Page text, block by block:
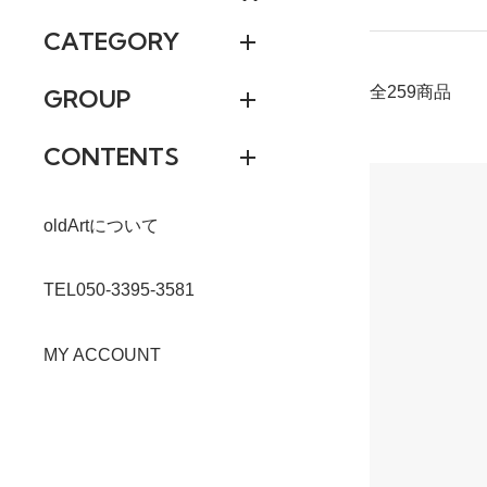
CATEGORY
GROUP
CONTENTS
oldArtについて
TEL050-3395-3581
MY ACCOUNT
全259商品